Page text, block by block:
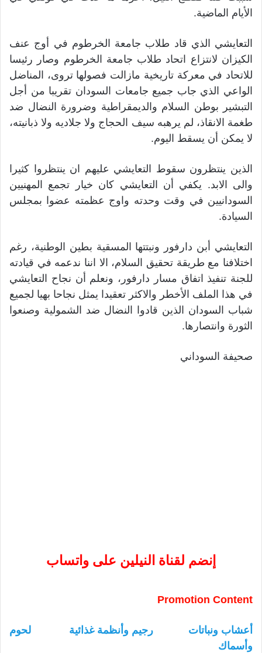
الأيام الماضية.
التعايشي الذي قاد طلاب جامعة الخرطوم في أوج عنف
الكيزان لانتزاع اتحاد طلاب جامعة الخرطوم وصار رئيسا
للاتحاد في معركة تاريخية مازالت فصولها تروى، المناضل
الواعي الذي جاب جميع جامعات السودان تقريبا من أجل
التبشير بوطن السلام والديمقراطية وضرورة النضال ضد
طغمة الانقاذ، لم يرهبه سيف الحجاج ولا جلاديه ولا ذبانيته،
لا يمكن أن يسقط اليوم.
الذين ينتظرون سقوط التعايشي عليهم ان ينتظروا كثيرا
والى الابد. يكفي أن التعايشي كان خيار تجمع المهنيين
السودانيين في وقت وحدته واوج عظمته عضوا بمجلس
السيادة.
التعايشي أبن دارفور ونبتتها المسقية بطين الوطنية، رغم
اختلافنا مع طريقة تحقيق السلام، الا اننا ندعمه في قيادته
للجنة تنفيذ اتفاق مسار دارفور، ونعلم أن نجاح التعايشي
في هذا الملف الأخطر والاكثر تعقيدا يمثل نجاحا بهيا لجميع
شباب السودان الذين قادوا النضال ضد الشمولية وصنعوا
الثورة وانتصارها.
صحيفة السوداني
إنضم لقناة النيلين على واتساب
Promotion Content
أعشاب ونباتات رجيم وأنظمة غذائية
لحوم
وأسماك